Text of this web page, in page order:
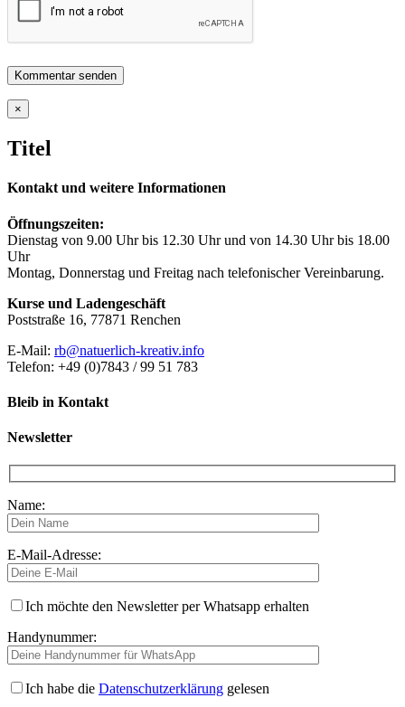
Close
product
view
×
Titel
Kontakt und weitere Informationen
Öffnungszeiten:
Dienstag von 9.00 Uhr bis 12.30 Uhr und von 14.30 Uhr bis 18.00
Uhr
Montag, Donnerstag und Freitag nach telefonischer Vereinbarung.
Kurse und Ladengeschäft
Poststraße 16, 77871 Renchen
E-Mail: rb@natuerlich-kreativ.info
Telefon: +49 (0)7843 / 99 51 783
Bleib in Kontakt
Newsletter
Name:
E-Mail-Adresse:
Ich möchte den Newsletter per Whatsapp erhalten
Handynummer:
Ich habe die Datenschutzerklärung gelesen